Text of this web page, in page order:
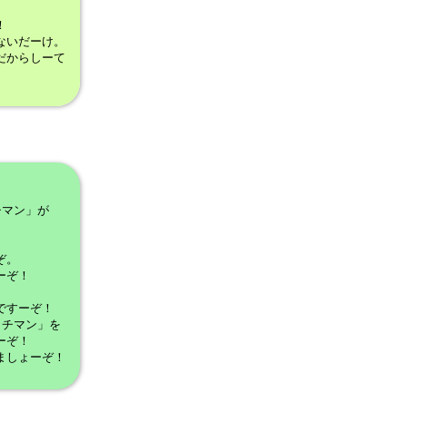
だーけ。
らしーて
ン」が
！
ーぞ！
マン」を
！
ょーぞ！